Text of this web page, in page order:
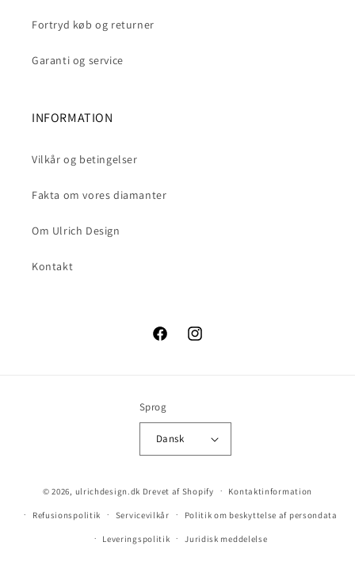
Fortryd køb og returner
Garanti og service
INFORMATION
Vilkår og betingelser
Fakta om vores diamanter
Om Ulrich Design
Kontakt
FacebookInstagram
Sprog
Dansk
© 2026, ulrichdesign.dk Drevet af Shopify Kontaktinformation
Refusionspolitik Servicevilkår Politik om beskyttelse af persondata
Leveringspolitik Juridisk meddelelse